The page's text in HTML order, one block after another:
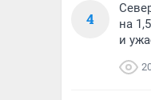
4
на
и